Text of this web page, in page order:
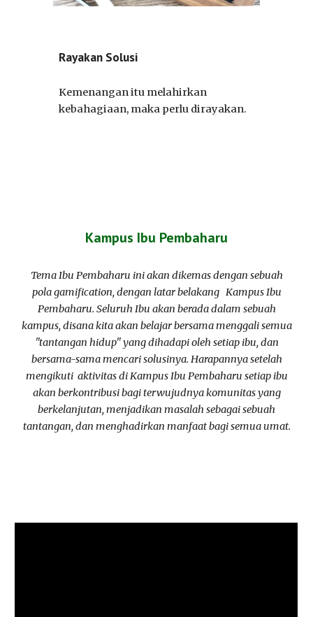
Rayakan Solusi
Kemenangan itu melahirkan
kebahagiaan, maka perlu dirayakan.
Kampus Ibu Pembaharu
Tema Ibu Pembaharu ini akan dikemas dengan sebuah
pola gamification, dengan latar belakang Kampus Ibu
Pembaharu. Seluruh Ibu akan berada dalam sebuah
kampus, disana kita akan belajar bersama menggali semua
"tantangan hidup" yang dihadapi oleh setiap ibu, dan
bersama-sama mencari solusinya. Harapannya setelah
mengikuti aktivitas di Kampus Ibu Pembaharu setiap ibu
akan berkontribusi bagi terwujudnya komunitas yang
berkelanjutan, menjadikan masalah sebagai sebuah
tantangan, dan menghadirkan manfaat bagi semua umat.